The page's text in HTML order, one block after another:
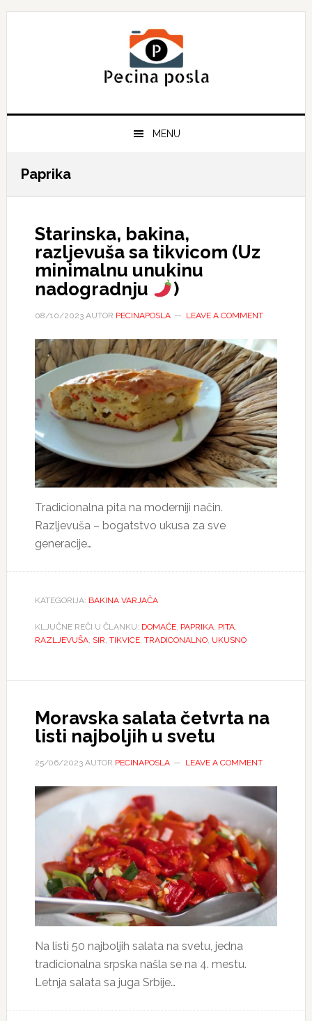
Skip
Skip
Skip
MENU
Paprika
Starinska, bakina,
razljevuša sa tikvicom (Uz
minimalnu unukinu
nadogradnju
)
08/10/2023AUTOR PECINAPOSLA LEAVE A COMMENT
Tradicionalna pita na moderniji način.
Razljevuša – bogatstvo ukusa za sve
generacije…
KATEGORIJA: BAKINA VARJAČA
KLJUČNE REČI U ČLANKU: DOMAĆE, PAPRIKA, PITA,
RAZLJEVUŠA, SIR, TIKVICE, TRADICONALNO, UKUSNO
Moravska salata četvrta na
listi najboljih u svetu
25/06/2023AUTOR PECINAPOSLA LEAVE A COMMENT
Na listi 50 najboljih salata na svetu, jedna
tradicionalna srpska našla se na 4. mestu.
Letnja salata sa juga Srbije…